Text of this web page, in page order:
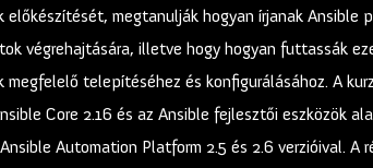
előkészítését, megtanulják hogyan írjanak Ansible
végrehajtására, illetve hogy hogyan futtassák
megfelelő telepítéséhez és konfigurálásához. A
Core 2.16 és az Ansible fejlesztői eszközök
Automation Platform 2.5 és 2.6 verzióival. A